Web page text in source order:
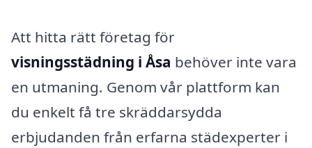
Att hitta rätt företag för
visningsstädning i Åsa behöver inte vara
en utmaning. Genom vår plattform kan
du enkelt få tre skräddarsydda
erbjudanden från erfarna städexperter i